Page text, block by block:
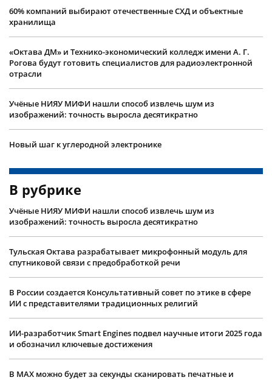
60% компаний выбирают отечественные СХД и объектные
хранилища
«Октава ДМ» и Технико-экономический колледж имени А. Г.
Рогова будут готовить специалистов для радиоэлектронной
отрасли
Учëные НИЯУ МИФИ нашли способ извлечь шум из
изображений: точность выросла десятикратно
Новый шаг к углеродной электронике
В рубрике
Учëные НИЯУ МИФИ нашли способ извлечь шум из
изображений: точность выросла десятикратно
Тульская Октава разрабатывает микрофонный модуль для
спутниковой связи с предобработкой речи
В России создается Консультативный совет по этике в сфере
ИИ с представителями традиционных религий
ИИ-разработчик Smart Engines подвел научные итоги 2025 года
и обозначил ключевые достижения
В MAX можно будет за секунды сканировать печатные и